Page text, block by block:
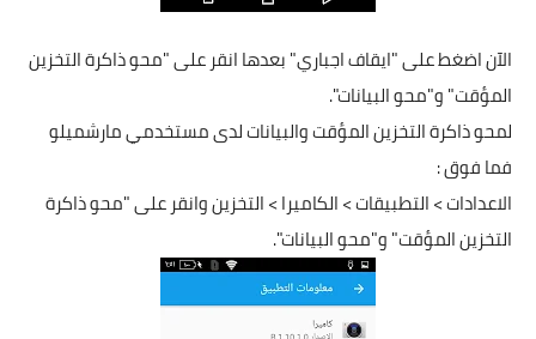
الآن اضغط على "ايقاف اجباري" بعدها انقر على "محو ذاكرة التخزين
المؤقت" و"محو البيانات".
لمحو ذاكرة التخزين المؤقت والبيانات لدى مستخدمي مارشميلو
فما فوق :
الاعدادات > التطبيقات > الكاميرا > التخزين وانقر على "محو ذاكرة
التخزين المؤقت" و"محو البيانات".